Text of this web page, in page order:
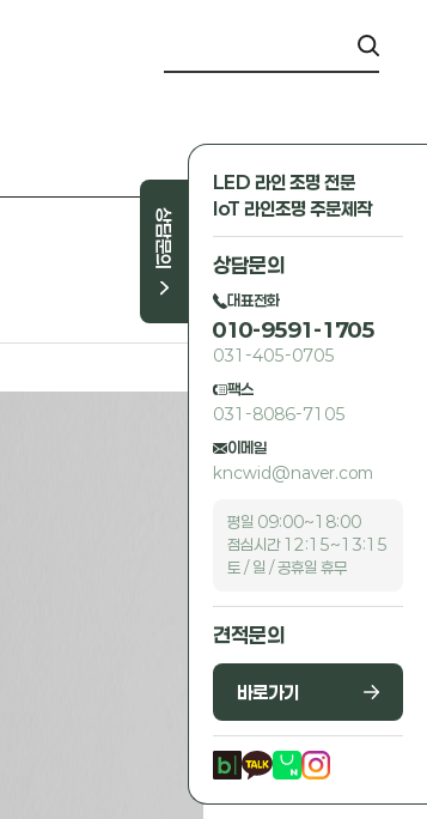
상담문의
LED 라인 조명 전문
IoT 라인조명 주문제작
상담문의
대표전화
010-9591-1705
031-405-0705
팩스
031-8086-7105
이메일
kncwid@naver.com
평일 09:00~18:00
점심시간 12:15~13:15
토 / 일 / 공휴일 휴무
견적문의
바로가기